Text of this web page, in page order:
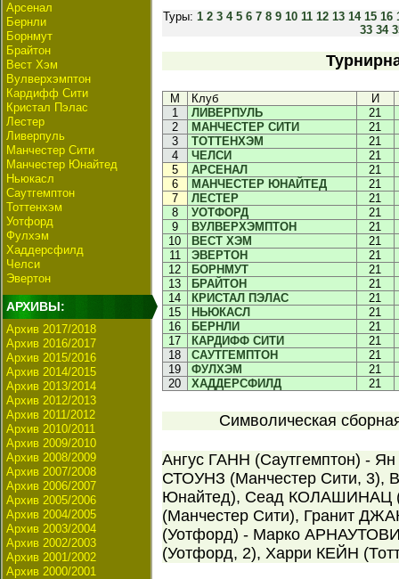
Арсенал
Бернли
Борнмут
Брайтон
Вест Хэм
Вулверхэмптон
Кардифф Сити
Кристал Пэлас
Лестер
Ливерпуль
Манчестер Сити
Манчестер Юнайтед
Ньюкасл
Саутгемптон
Тоттенхэм
Уотфорд
Фулхэм
Хаддерсфилд
Челси
Эвертон
АРХИВЫ:
Архив 2017/2018
Архив 2016/2017
Архив 2015/2016
Архив 2014/2015
Архив 2013/2014
Архив 2012/2013
Архив 2011/2012
Архив 2010/2011
Архив 2009/2010
Архив 2008/2009
Архив 2007/2008
Архив 2006/2007
Архив 2005/2006
Архив 2004/2005
Архив 2003/2004
Архив 2002/2003
Архив 2001/2002
Архив 2000/2001
Туры: 1 2 3 4 5 6 7 8 9 10 11 12 13 14 15 16
33 34
М Клуб
И
1
ЛИВЕРПУЛЬ
21
2
МАНЧЕСТЕР СИТИ
21
3
ТОТТЕНХЭМ
21
4
ЧЕЛСИ
21
5
АРСЕНАЛ
21
6
МАНЧЕСТЕР ЮНАЙТЕД
21
7
ЛЕСТЕР
21
8
УОТФОРД
21
9
ВУЛВЕРХЭМПТОН
21
10
ВЕСТ ХЭМ
21
11
ЭВЕРТОН
21
12
БОРНМУТ
21
13
БРАЙТОН
21
14
КРИСТАЛ ПЭЛАС
21
15
НЬЮКАСЛ
21
16
БЕРНЛИ
21
17
КАРДИФФ СИТИ
21
18
САУТГЕМПТОН
21
19
ФУЛХЭМ
21
20
ХАДДЕРСФИЛД 21
Символическая
Ангус ГАНН (Саутгемптон) -
СТОУНЗ (Манчестер Сити, 3),
Юнайтед), Сеад КОЛАШИНАЦ
(Манчестер Сити), Гранит
(Уотфорд) - Марко
(Уотфорд, 2), Харри КЕЙН